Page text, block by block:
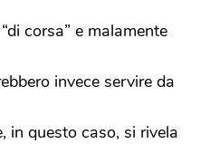
corsa” e malamente
invece servire da
in questo caso, si rivela